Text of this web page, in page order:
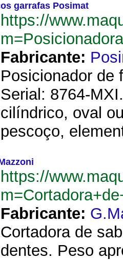
garrafas Posimat
https://
Fabricante:
Posicionador de
Serial: 8764-
cilíndrico, oval
pescoço,
https://
Fabricante:
Cortadora de
dentes. Peso